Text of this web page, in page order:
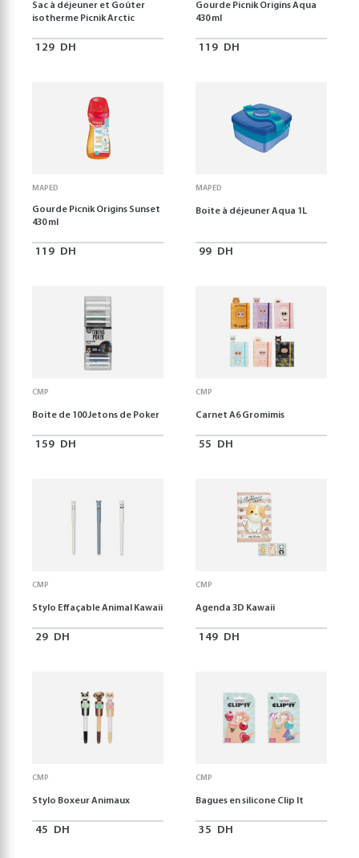
Sac à déjeuner et Goûter
isotherme Picnik Arctic
129 DH
Gourde Picnik Origins Aqua
430 ml
119 DH
MAPED
Gourde Picnik Origins Sunset
430 ml
119 DH
MAPED
Boite à déjeuner Aqua 1L
99 DH
CMP
Boite de 100 Jetons de Poker
159 DH
CMP
Carnet A6 Gromimis
55 DH
CMP
Stylo Effaçable Animal Kawaii
29 DH
CMP
Agenda 3D Kawaii
149 DH
CMP
Stylo Boxeur Animaux
45 DH
CMP
Bagues en silicone Clip It
35 DH